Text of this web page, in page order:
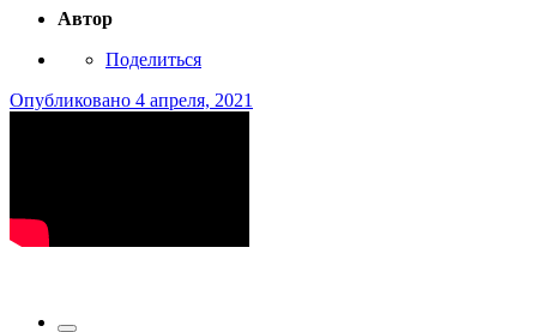
Автор
Поделиться
Опубликовано 4 апреля, 2021